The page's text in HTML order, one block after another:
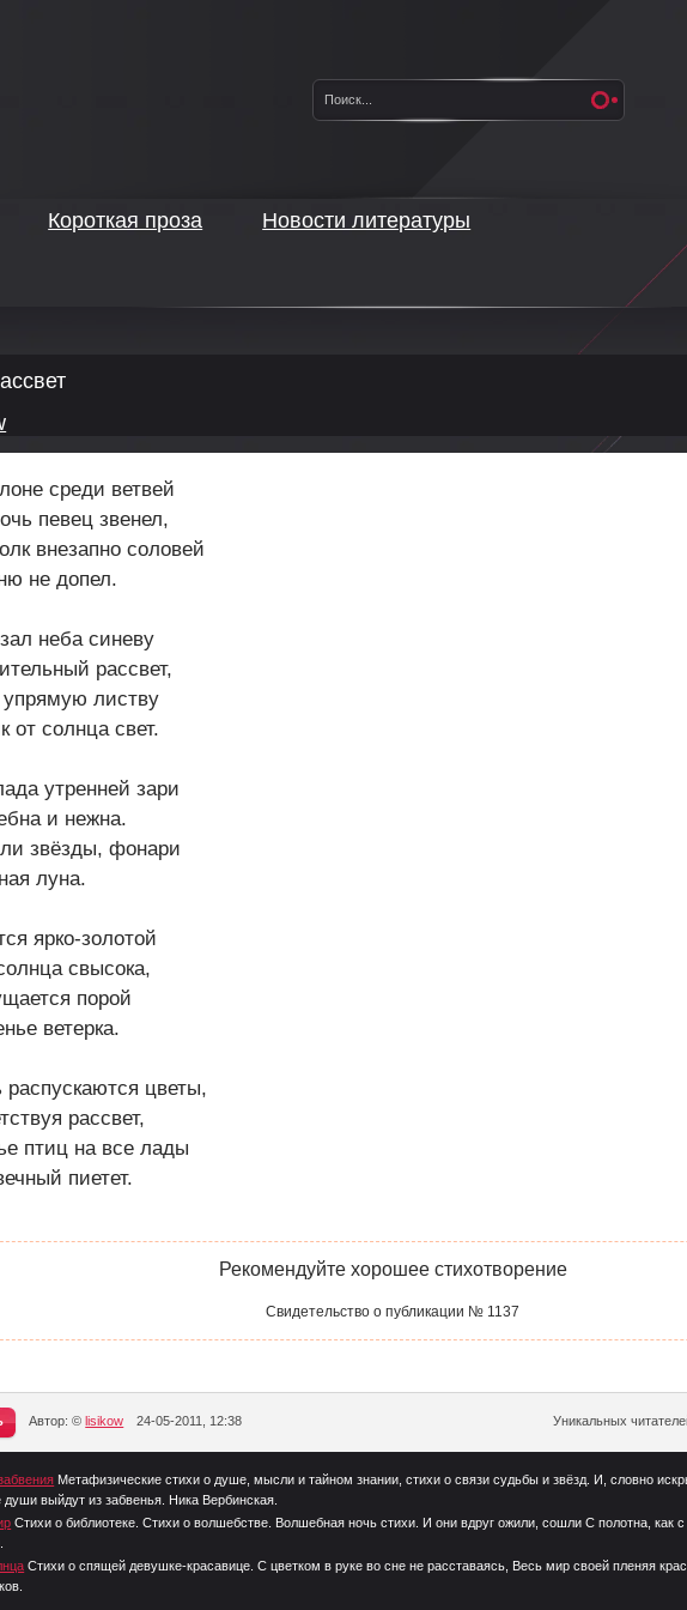
Короткая проза Новости литературы
среди ветвей
певец звенел,
внезапно соловей
не допел.
неба синеву
рассвет,
листву
от солнца свет.
утренней зари
и нежна.
звёзды, фонари
луна.
ярко-золотой
свысока,
порой
ветерка.
распускаются цветы,
рассвет,
птиц на все лады
пиетет.
Рекомендуйте хорошее стихотворение
Свидетельство о публикации № 1137
Уникальных
Автор: ©lisikow 24-05-2011, 12:38
Метафизические стихи о душе, мысли и тайном знании, стихи о связи судьбы и звёзд. И, словно
выйдут из забвенья. Ника Вербинская.
Стихи о библиотеке. Стихи о волшебстве. Волшебная ночь стихи. И они вдруг ожили, сошли С полотна, как
Стихи о спящей девушке-красавице. С цветком в руке во сне не расставаясь, Весь мир своей пленяя